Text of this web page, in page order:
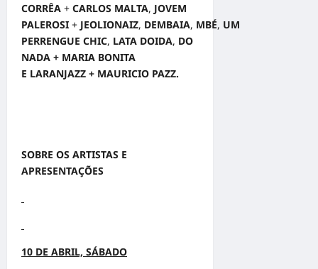
CORRÊA + CARLOS MALTA, JOVEM
PALEROSI + JEOLIONAIZ, DEMBAIA, MBÉ, UM
PERRENGUE CHIC, LATA DOIDA, DO
NADA + MARIA BONITA
E LARANJAZZ + MAURICIO PAZZ.
SOBRE OS ARTISTAS E
APRESENTAÇÕES
10 DE ABRIL, SÁBADO